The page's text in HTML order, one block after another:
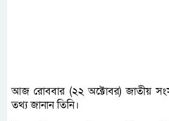
আজ রোববার (২২ অক্টোবর) জাতীয়
তথ্য জানান তিনি।